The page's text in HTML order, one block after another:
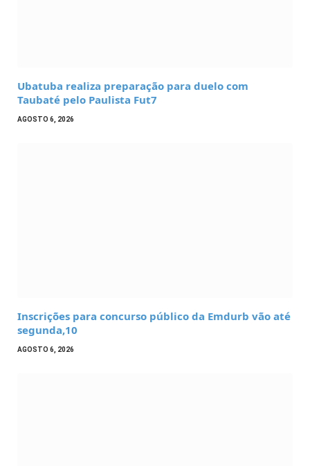
Ubatuba realiza preparação para duelo com
Taubaté pelo Paulista Fut7
AGOSTO 6, 2026
Inscrições para concurso público da Emdurb vão até
segunda,10
AGOSTO 6, 2026